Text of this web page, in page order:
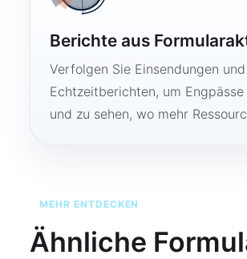
Berichte aus
Verfolgen Sie Einsendungen
Echtzeitberichten, um
und zu sehen, wo mehr
MEHR ENTDECKEN
Ähnliche